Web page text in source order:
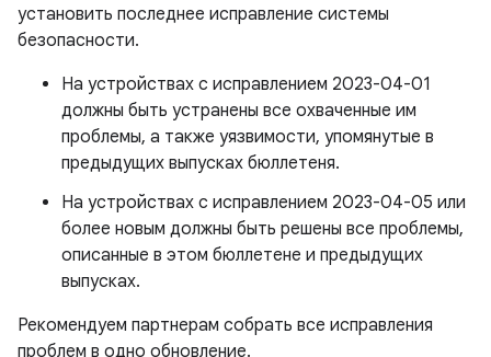
установить последнее исправление системы
безопасности.
На устройствах с исправлением 2023-04-01
должны быть устранены все охваченные им
проблемы, а также уязвимости, упомянутые в
предыдущих выпусках бюллетеня.
На устройствах с исправлением 2023-04-05 или
более новым должны быть решены все проблемы,
описанные в этом бюллетене и предыдущих
выпусках.
Рекомендуем партнерам собрать все исправления
проблем в одно обновление.